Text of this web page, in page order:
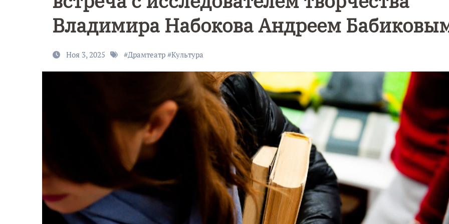
Владимира Набокова Андреем
Ноя 3, 2025 #Драмтеатр #Культура
Победы!
Уникальное
северное
сияние
запечатлели
над Балтикой
Фотокадры,
как
Калининград
завалило
после
снежного
ж как в
е
ТЦ из-за